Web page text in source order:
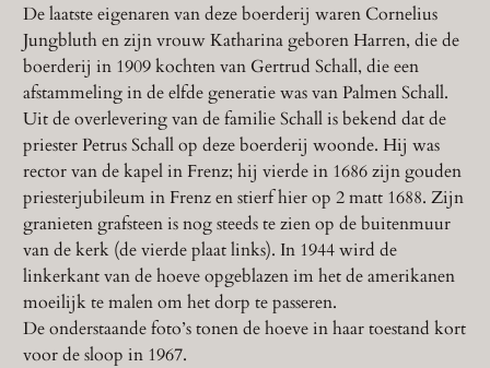
De laatste eigenaren van deze boerderij waren Cornelius
Jungbluth en zijn vrouw Katharina geboren Harren, die de
boerderij in 1909 kochten van Gertrud Schall, die een
afstammeling in de elfde generatie was van Palmen Schall.
Uit de overlevering van de familie Schall is bekend dat de
priester Petrus Schall op deze boerderij woonde. Hij was
rector van de kapel in Frenz; hij vierde in 1686 zijn gouden
priesterjubileum in Frenz en stierf hier op 2 matt 1688. Zijn
granieten grafsteen is nog steeds te zien op de buitenmuur
van de kerk (de vierde plaat links). In 1944 wird de
linkerkant van de hoeve opgeblazen im het de amerikanen
moeilijk te malen om het dorp te passeren.
De onderstaande foto’s tonen de hoeve in haar toestand kort
voor de sloop in 1967.